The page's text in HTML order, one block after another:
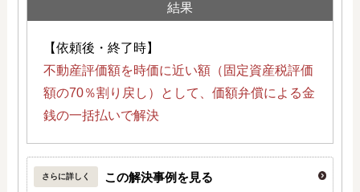
結果
【依頼後・終了時】
不動産評価額を時価に近い額（固定資産税評価
額の70％割り戻し）として、価額弁償による金
銭の一括払いで解決
さらに詳しく この解決事例を見る